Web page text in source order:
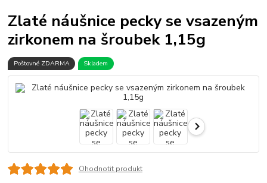
Zlaté náušnice pecky se vsazeným
zirkonem na šroubek 1,15g
Poštovné ZDARMA Skladem
Ohodnotit produkt